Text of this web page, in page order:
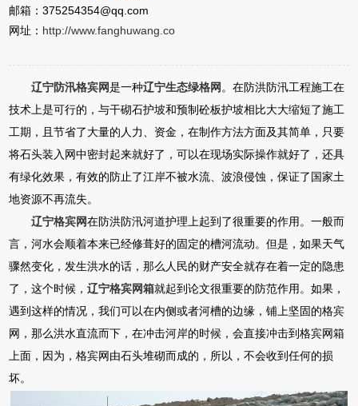
邮箱：375254354@qq.com
网址： http://www.fanghuwang.co
辽宁防汛格宾网是一种辽宁生态绿格网 。在防洪防汛工程施工在
技术上是可行的，与干砌石护坡和预制砼板护坡相比大大缩短了施工
工期，且节省了大量的人力、资金，在制作方法方面及其简单，只要
将石头装入网中密封起来就好了，可以在现场实际操作就好了，还具
有绿化效果，有效的防止了江岸不被水流、波浪侵蚀，保证了国家土
地资源不再流失。
辽宁格宾网在防洪防汛河道护理上起到了很重要的作用。一般而
言，河水会顺着本来已经修葺好的固定的槽河流动。但是，如果天气
骤然变化，发生洪水的话，那么人民的财产安全就存在着一定的隐患
了，这个时候，辽宁格宾网箱就起到论文很重要的防范作用。如果，
遇到这样的情况，我们可以在内侧或者河槽的边缘，铺上坚固的格宾
网，那么洪水直流而下，在冲击河岸的时候，会直接冲击到格宾网箱
上面，因为，格宾网由石头堆砌而成的，所以，不会收到任何的损
坏。